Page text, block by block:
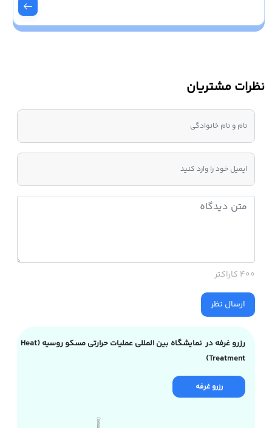
نظرات مشتریان
400 کاراکتر
ارسال نظر
رزرو غرفه در نمایشگاه بین المللی عملیات حرارتی مسکو روسیه (Heat
Treatment)
رزرو غرفه